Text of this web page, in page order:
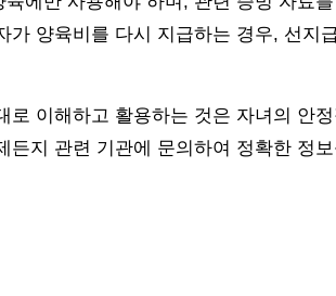
가 양육비를 다시 지급하는 경우, 선지
로 이해하고 활용하는 것은 자녀의 안
든지 관련 기관에 문의하여 정확한 정